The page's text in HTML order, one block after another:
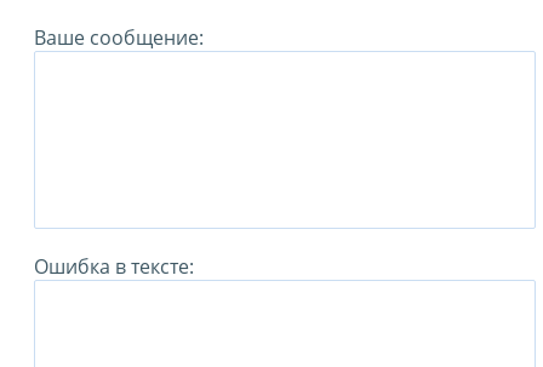
Ваше сообщение:
Ошибка в тексте: